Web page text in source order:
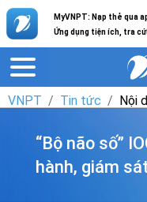
MyVNPT: Nạp thẻ qua
Ứng dụng tiện ích, tra
VNPT Tin tức Nội
“Bộ não số”
hành, giám